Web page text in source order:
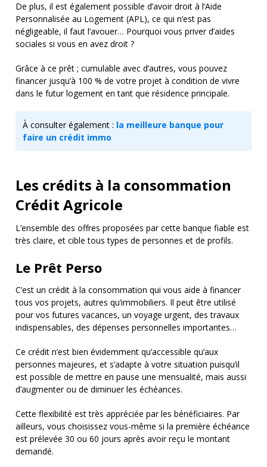
De plus, il est également possible d’avoir droit à l’Aide
Personnalisée au Logement (APL), ce qui n’est pas
négligeable, il faut l’avouer… Pourquoi vous priver d’aides
sociales si vous en avez droit ?
Grâce à ce prêt ; cumulable avec d’autres, vous pouvez
financer jusqu’à 100 % de votre projet à condition de vivre
dans le futur logement en tant que résidence principale.
À consulter également : la meilleure banque pour
faire un crédit immo
Les crédits à la consommation
Crédit Agricole
L’ensemble des offres proposées par cette banque fiable est
très claire, et cible tous types de personnes et de profils.
Le Prêt Perso
C’est un crédit à la consommation qui vous aide à financer
tous vos projets, autres qu’immobiliers. Il peut être utilisé
pour vos futures vacances, un voyage urgent, des travaux
indispensables, des dépenses personnelles importantes…
Ce crédit n’est bien évidemment qu’accessible qu’aux
personnes majeures, et s’adapte à votre situation puisqu’il
est possible de mettre en pause une mensualité, mais aussi
d’augmenter ou de diminuer les échéances.
Cette flexibilité est très appréciée par les bénéficiaires. Par
ailleurs, vous choisissez vous-même si la première échéance
est prélevée 30 ou 60 jours après avoir reçu le montant
demandé.